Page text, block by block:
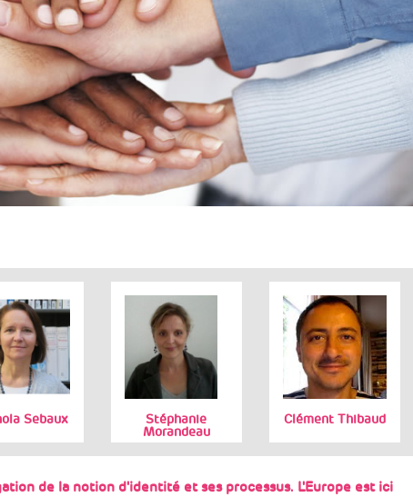
Sebaux Stéphanie
Morandeau
Clément Thibaud
de la notion d'identité et ses processus. L'Europe est ici